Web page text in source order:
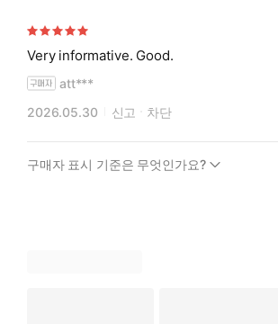
Very informative. Good.
att***
2026.05.30
신고 차단
구매자 표시 기준은 무엇인가요?